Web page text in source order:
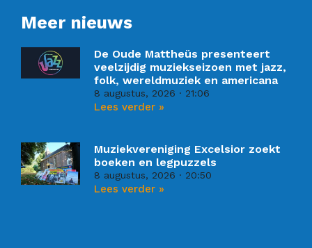
Meer nieuws
De Oude Mattheüs presenteert
veelzijdig muziekseizoen met jazz,
folk, wereldmuziek en americana
8 augustus, 2026 21:06
Lees verder »
Muziekvereniging Excelsior zoekt
boeken en legpuzzels
8 augustus, 2026 20:50
Lees verder »